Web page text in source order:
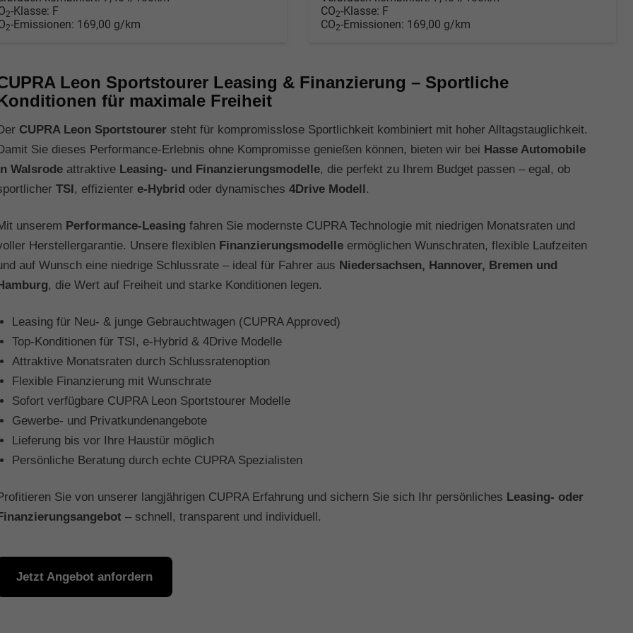
2-Klasse: F
2-Emissionen: 169,00 g/km
CO2-Klasse: F
CO2-Emissionen: 169,00 g/km
Leon Sportstourer Leasing & Finanzierung – Sportliche
für maximale Freiheit
CUPRA Leon Sportstourer steht für kompromisslose Sportlichkeit kombiniert mit hoher Alltagstauglichkeit.
Sie dieses Performance-Erlebnis ohne Kompromisse genießen können, bieten wir bei Hasse Automobile
Walsrode attraktive Leasing- und Finanzierungsmodelle, die perfekt zu Ihrem Budget passen – egal, ob
TSI, effizientere-Hybrid oder dynamisches4Drive Modell.
unserem Performance-Leasing fahren Sie modernste CUPRA Technologie mit niedrigen Monatsraten und
Herstellergarantie. Unsere flexiblen Finanzierungsmodelle ermöglichen Wunschraten, flexible Laufzeiten
auf Wunsch eine niedrige Schlussrate – ideal für Fahrer aus Niedersachsen, Hannover, Bremen und
, die Wert auf Freiheit und starke Konditionen legen.
Leasing für Neu- & junge Gebrauchtwagen (CUPRA Approved)
Top-Konditionen für TSI, e-Hybrid & 4Drive Modelle
Attraktive Monatsraten durch Schlussratenoption
Flexible Finanzierung mit Wunschrate
Sofort verfügbare CUPRA Leon Sportstourer Modelle
Gewerbe- und Privatkundenangebote
Lieferung bis vor Ihre Haustür möglich
Persönliche Beratung durch echte CUPRA Spezialisten
Sie von unserer langjährigen CUPRA Erfahrung und sichern Sie sich Ihr persönliches Leasing- oder
– schnell, transparent und individuell.
Jetzt Angebot anfordern